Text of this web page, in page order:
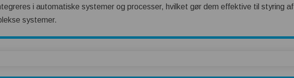
i automatiske systemer og processer, hvilket gør dem effektive til styring af
systemer.